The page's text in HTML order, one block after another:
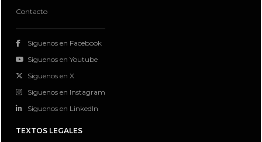
Contacto
Siguenos en Facebook
Siguenos en Youtube
Siguenos en X
Siguenos en Instagram
Siguenos en LinkedIn
TEXTOS LEGALES